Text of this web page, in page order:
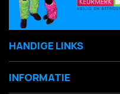
HANDIGE LINKS
INFORMATIE